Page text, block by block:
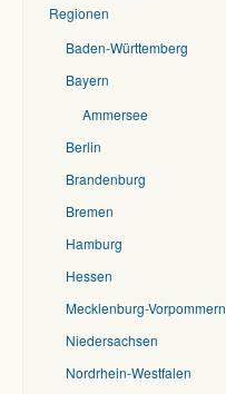
Regionen
Baden-Württemberg
Bayern
Ammersee
Berlin
Brandenburg
Bremen
Hamburg
Hessen
Mecklenburg-Vorpommern
Niedersachsen
Nordrhein-Westfalen